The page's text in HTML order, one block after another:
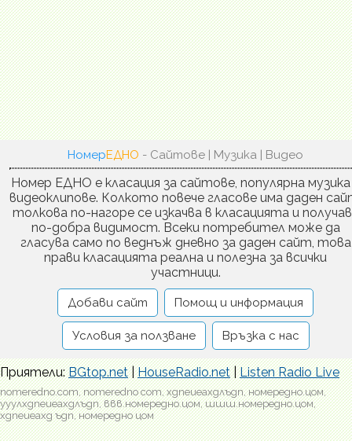
НомерЕДНО - Сайтове | Музика | Видео
Номер ЕДНО е класация за сайтове, популярна музика
видеоклипове. Колкото повече гласове има даден
толкова по-нагоре се изкачва в класацията и
по-добра видимост. Всеки потребител може да
гласува само по веднъж дневно за даден сайт, това
прави класацията реална и полезна за всички
участници.
Добави сайт Помощ и информация
Условия за ползване Връзка с нас
Приятели:BGtop.net|HouseRadio.net|Listen Radio Live
nomeredno.com, nomeredno com, хдпеиеахдлъдп, номередно.цом,
ууулхдпеиеахдлъдп, ввв.номередно.цом, шшш.номередно.цом,
хдпеиеахд ъдп, номередно цом